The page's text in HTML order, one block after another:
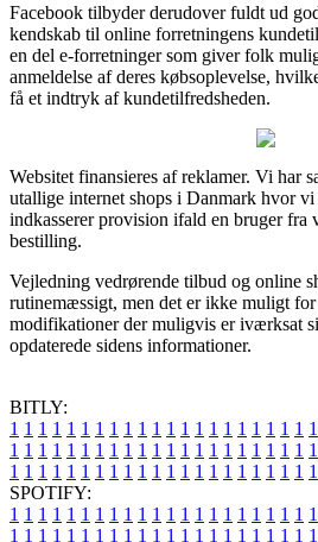
Facebook tilbyder derudover fuldt ud
kendskab til online forretningens
en del e-forretninger som giver folk
anmeldelse af deres købsoplevelse,
få et indtryk af kundetilfredsheden.
Websitet finansieres af reklamer. Vi har
utallige internet shops i Danmark hvor
indkasserer provision ifald en bruger fra
bestilling.
Vejledning vedrørende tilbud og online
rutinemæssigt, men det er ikke muligt
modifikationer der muligvis er iværksat
opdaterede sidens informationer.
BITLY:
1 1 1 1 1 1 1 1 1 1 1 1 1 1 1 1 1 1 1 1 1 1
1 1 1 1 1 1 1 1 1 1 1 1 1 1 1 1 1 1 1 1 1 1
1 1 1 1 1 1 1 1 1 1 1 1 1 1 1 1 1 1 1 1 1 1
SPOTIFY:
1 1 1 1 1 1 1 1 1 1 1 1 1 1 1 1 1 1 1 1 1 1
1 1 1 1 1 1 1 1 1 1 1 1 1 1 1 1 1 1 1 1 1 1